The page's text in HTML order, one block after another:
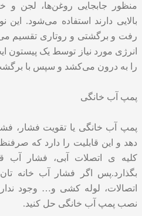
منظور جابجایی روغن‌ها، لجن و
بالایی دارند استفاده می‌شود. این
رفت و برگشتی و روتاری تقسیم
انرژی مورد نیاز توسط یک پیستون
را به درون می‌کشد و سپس با
پمپ آب خانگی
پمپ آب خانگی یا تقویت فشار،
دهد و این قابلیت را دارد که
کلیه ی اتصلات آبی، فشار آب
بگذارد.پس اگر فشار آب خانه
اتصالات، لوله کشی و… وجود
نصب پمپ آب خانگی حل کنید.